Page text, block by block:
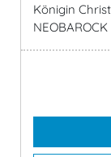
Königin
NEOBAROCK